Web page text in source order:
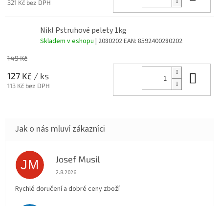
321 Kč bez DPH
Nikl Pstruhové pelety 1kg
Skladem v eshopu | 2080202EAN: 8592400280202
149 Kč
127 Kč / ks
113 Kč bez DPH
JM Josef Musil
Hodnocení obchodu je 5 z 5 hvězdiček.
2.8.2026
Rychlé doručení a dobré ceny zboží